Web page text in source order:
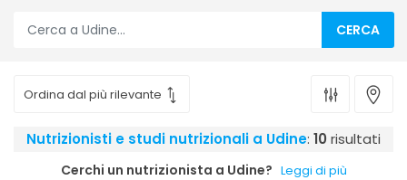
CERCA
Nutrizionisti e studi nutrizionali a Udine: 10 risultati
Cerchi un nutrizionista a Udine? Leggi di più